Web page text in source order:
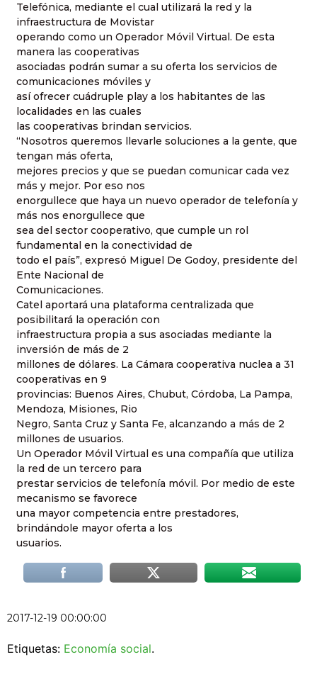
Telefónica, mediante el cual utilizará la red y la
infraestructura de Movistar
operando como un Operador Móvil Virtual. De esta
manera las cooperativas
asociadas podrán sumar a su oferta los servicios de
comunicaciones móviles y
así ofrecer cuádruple play a los habitantes de las
localidades en las cuales
las cooperativas brindan servicios.
“Nosotros queremos llevarle soluciones a la gente, que
tengan más oferta,
mejores precios y que se puedan comunicar cada vez
más y mejor. Por eso nos
enorgullece que haya un nuevo operador de telefonía y
más nos enorgullece que
sea del sector cooperativo, que cumple un rol
fundamental en la conectividad de
todo el país”, expresó Miguel De Godoy, presidente del
Ente Nacional de
Comunicaciones.
Catel aportará una plataforma centralizada que
posibilitará la operación con
infraestructura propia a sus asociadas mediante la
inversión de más de 2
millones de dólares. La Cámara cooperativa nuclea a 31
cooperativas en 9
provincias: Buenos Aires, Chubut, Córdoba, La Pampa,
Mendoza, Misiones, Rio
Negro, Santa Cruz y Santa Fe, alcanzando a más de 2
millones de usuarios.
Un Operador Móvil Virtual es una compañía que utiliza
la red de un tercero para
prestar servicios de telefonía móvil. Por medio de este
mecanismo se favorece
una mayor competencia entre prestadores,
brindándole mayor oferta a los
usuarios.
2017-12-19 00:00:00
Etiquetas: Economía social.